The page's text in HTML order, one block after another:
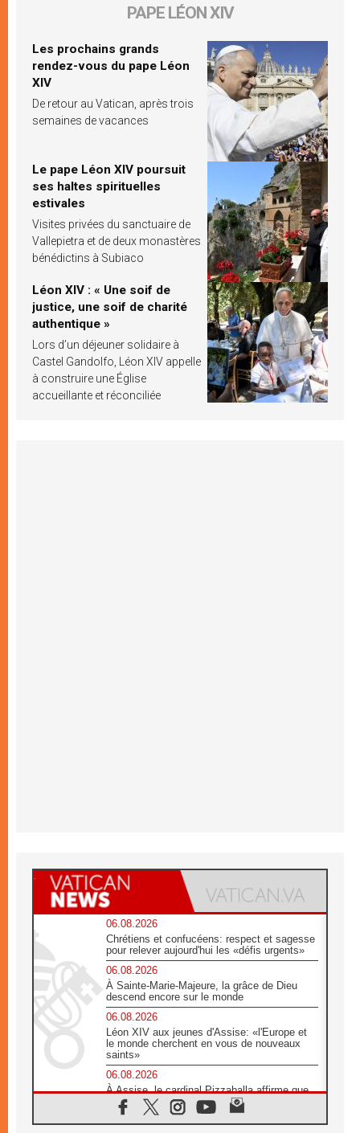
PAPE LÉON XIV
Les prochains grands
rendez-vous du pape Léon
XIV
De retour au Vatican, après trois
semaines de vacances
Le pape Léon XIV poursuit
ses haltes spirituelles
estivales
Visites privées du sanctuaire de
Vallepietra et de deux monastères
bénédictins à Subiaco
Léon XIV : « Une soif de
justice, une soif de charité
authentique »
Lors d’un déjeuner solidaire à
Castel Gandolfo, Léon XIV appelle
à construire une Église
accueillante et réconciliée
06.08.2026
Chrétiens et confucéens: respect et sagesse
pour relever aujourd'hui les «défis urgents»
06.08.2026
À Sainte-Marie-Majeure, la grâce de Dieu
descend encore sur le monde
06.08.2026
Léon XIV aux jeunes d'Assise: «l'Europe et
le monde cherchent en vous de nouveaux
saints»
06.08.2026
À Assise, le cardinal Pizzaballa affirme que
«les chrétiens veulent la paix»
06.08.2026